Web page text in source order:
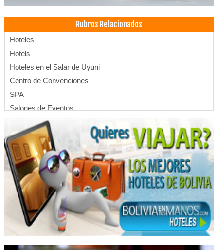
Rubros Relacionados
Hoteles
Hotels
Hoteles en el Salar de Uyuni
Centro de Convenciones
SPA
Salones de Eventos
Hospedajes
Hotelería
Banquetes y Recepciones
Hoteles Boutique
Eventos
Convenciones
Hoteles Resort